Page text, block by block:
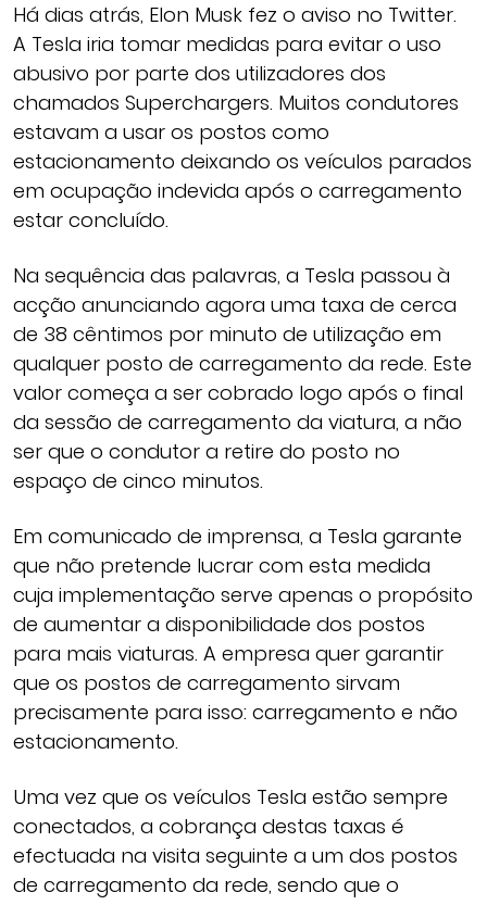
Há dias atrás, Elon Musk fez o aviso no Twitter.
A Tesla iria tomar medidas para evitar o uso
abusivo por parte dos utilizadores dos
chamados Superchargers. Muitos condutores
estavam a usar os postos como
estacionamento deixando os veículos parados
em ocupação indevida após o carregamento
estar concluído.
Na sequência das palavras, a Tesla passou à
acção anunciando agora uma taxa de cerca
de 38 cêntimos por minuto de utilização em
qualquer posto de carregamento da rede. Este
valor começa a ser cobrado logo após o final
da sessão de carregamento da viatura, a não
ser que o condutor a retire do posto no
espaço de cinco minutos.
Em comunicado de imprensa, a Tesla garante
que não pretende lucrar com esta medida
cuja implementação serve apenas o propósito
de aumentar a disponibilidade dos postos
para mais viaturas. A empresa quer garantir
que os postos de carregamento sirvam
precisamente para isso: carregamento e não
estacionamento.
Uma vez que os veículos Tesla estão sempre
conectados, a cobrança destas taxas é
efectuada na visita seguinte a um dos postos
de carregamento da rede, sendo que o